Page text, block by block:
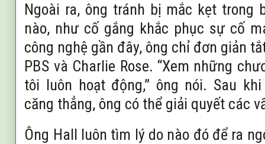
Ngoài ra, ông tránh bị mắc kẹt trong
nào, như cố gắng khắc phục sự cố
công nghệ gần đây, ông chỉ đơn giản
PBS và Charlie Rose. “Xem những
tôi luôn hoạt động,” ông nói. Sau
căng thẳng, ông có thể giải quyết các
Ông Hall luôn tìm lý do nào đó để ra